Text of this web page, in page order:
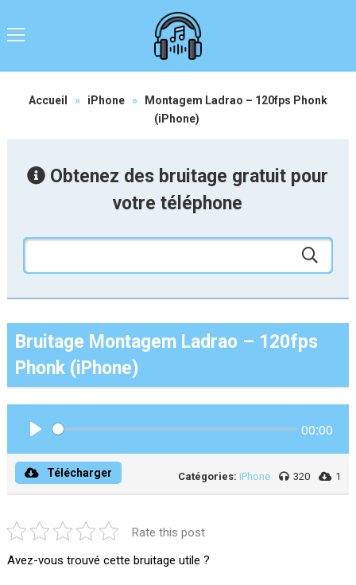
Accueil » iPhone »
Montagem Ladrao – 120fps Phonk
(iPhone)
Obtenez des bruitage gratuit pour
votre téléphone
Bruitage Montagem Ladrao – 120fps
Phonk (iPhone)
00:00
Télécharger Catégories: iPhone 320 1
Rate this post
Avez-vous trouvé cette bruitage utile ?